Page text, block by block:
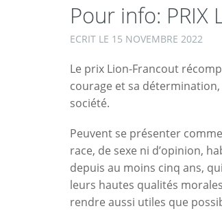
Pour info: PRIX
ECRIT LE 15 NOVEMBRE 2022
Le prix Lion-Francout
courage et sa
société.
Peuvent se présenter
race, de sexe ni d’opinion,
depuis au moins cinq ans,
leurs hautes qualités
rendre aussi utiles que